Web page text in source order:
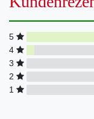
5
4
3
2
1